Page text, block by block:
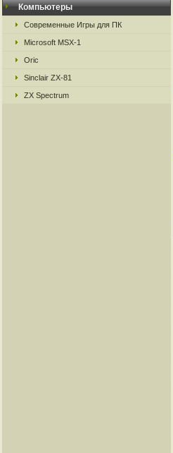
Компьютеры
Современные Игры для ПК
Microsoft MSX-1
Oric
Sinclair ZX-81
ZX Spectrum